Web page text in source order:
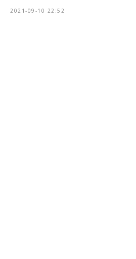
2021-09-10 22:52